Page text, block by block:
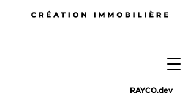
RAYCO.dev